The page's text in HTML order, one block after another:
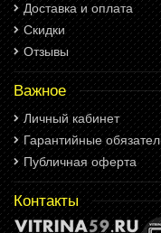
Доставка и оплата
Скидки
Отзывы
Важное
Личный кабинет
Гарантийные
Публичная оферта
Контакты